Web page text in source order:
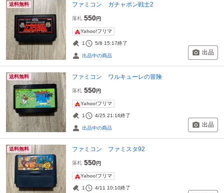
送料無料 ファミコン ガチャポン戦士2
落札 550円
Yahoo!フリマ
1 5/8 15:17終了
出品中の商品 出品
送料無料 ファミコン ワルキューレの冒険
落札 550円
Yahoo!フリマ
1 4/25 21:16終了
出品中の商品 出品
送料無料 ファミコン ファミスタ92
落札 550円
Yahoo!フリマ
1 4/11 10:10終了